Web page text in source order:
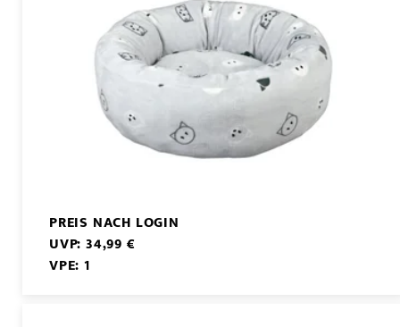
PREIS NACH LOGIN
UVP: 34,99 €
VPE: 1